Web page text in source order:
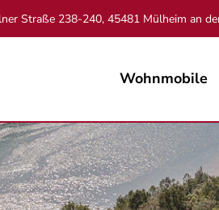
Straße 238-240, 45481 Mülheim an
Wohnmobile